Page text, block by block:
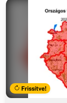
Frissítve!